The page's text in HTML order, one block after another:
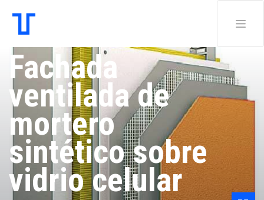
Fachada
ventilada de
mortero
sintético sobre
vidrio celular